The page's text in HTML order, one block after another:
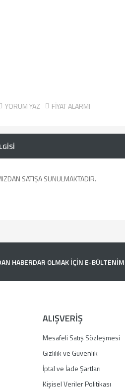
YORUM YAZ FİYAT ALARMI
SATIŞA SUNULMAKTADIR.
görüntülenemiyor.
olmalı.
HABERDAR OLMAK İÇİN E-
ALIŞVERİŞ
Mesafeli Satış Sözleşmesi
Gizlilik ve Güvenlik
İptal ve İade Şartları
Kişisel Veriler Politikası